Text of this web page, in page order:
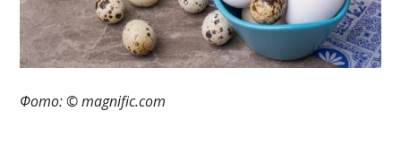
Фото: © magnific.com